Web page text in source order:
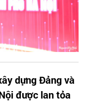
dựng Đảng và
được lan tỏa